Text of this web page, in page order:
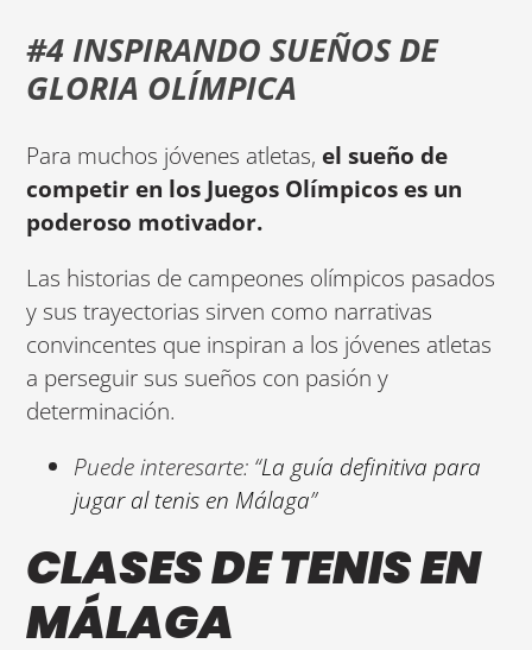
#4 INSPIRANDO SUEÑOS DE
GLORIA OLÍMPICA
Para muchos jóvenes atletas, el sueño de
competir en los Juegos Olímpicos es un
poderoso motivador.
Las historias de campeones olímpicos pasados
y sus trayectorias sirven como narrativas
convincentes que inspiran a los jóvenes atletas
a perseguir sus sueños con pasión y
determinación.
Puede interesarte: “La guía definitiva para
jugar al tenis en Málaga”
CLASES DE TENIS EN
MÁLAGA